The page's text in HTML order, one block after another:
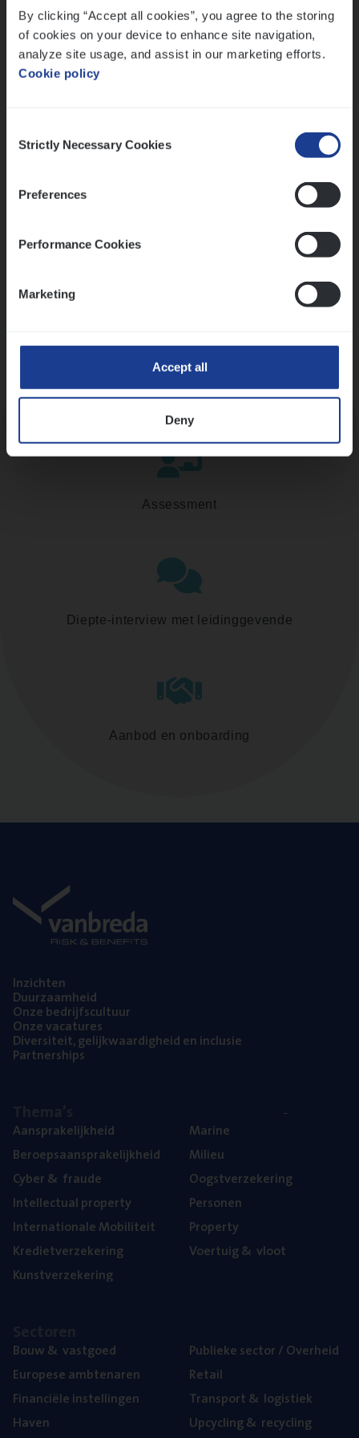
By clicking “Accept all cookies”, you agree to the storing
of cookies on your device to enhance site navigation,
analyze site usage, and assist in our marketing efforts.
Cookie policy
Selection
Strictly Necessary Cookies
Preferences
Performance Cookies
Marketing
Accept all
Deny
Meer dan collega’s: hoe Julie en Aurélie elkaar
versterken
Mathias houdt van diepgaande dossiers én droge
humor
Ons sollicitatieproces
Kennismaking met HR
Assessment
Diepte-interview met leidinggevende
Aanbod en onboarding
Inzich­ten
Duur­zaam­heid
Onze bedrijfs­cul­tuur
Onze vaca­tu­res
Diver­si­teit, gelijk­waar­dig­heid en inclusie
Part­ner­ships
Aan­spra­ke­lijk­heid
Beroeps­aan­spra­ke­lijk­heid
Cyber& fraude
Intel­lec­tu­al property
Inter­na­ti­o­na­le Mobiliteit
Kre­diet­ver­ze­ke­ring
Kunst­ver­ze­ke­ring
Mari­ne
Mili­eu
Oogst­ver­ze­ke­ring
Per­so­nen
Pro­per­ty
Voer­tuig& vloot
Bouw& vastgoed
Euro­pe­se ambtenaren
Finan­ci­ë­le instellingen
Haven
Publie­ke sec­tor / Overheid
Retail
Trans­port& logistiek
Upcy­cling& recycling